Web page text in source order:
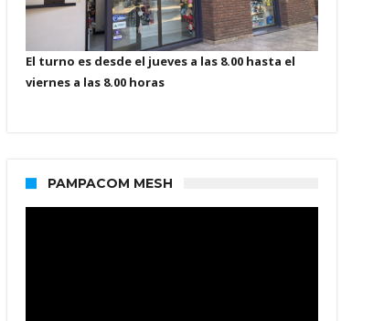
El turno es desde el jueves a las 8.00 hasta el
viernes a las 8.00 horas
PAMPACOM MESH